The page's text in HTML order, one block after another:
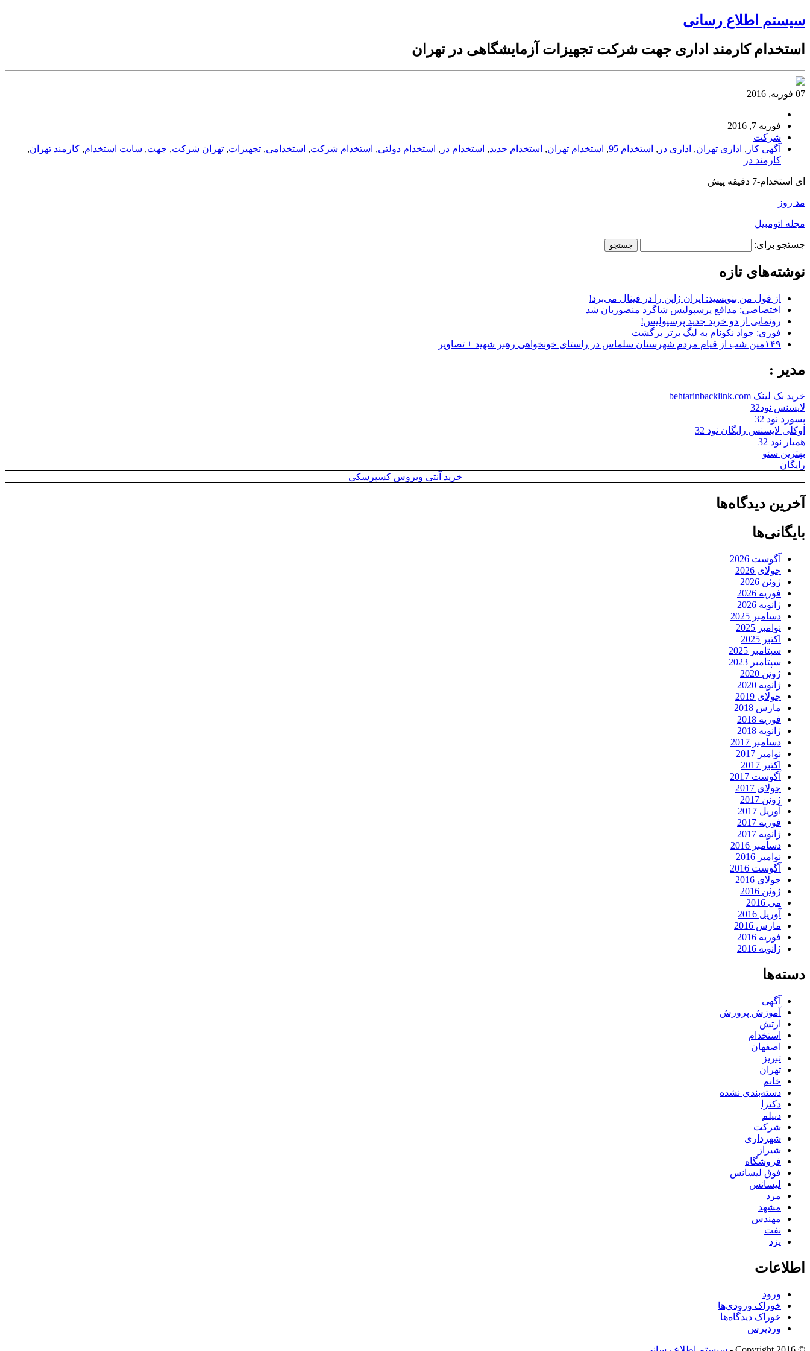
سیستم اطلاع رسانی
استخدام کارمند اداری جهت شرکت تجهیزات آزمایشگاهی در تهران
07 فوریه, 2016
فوریه 7, 2016
شرکت
آگهی کار , اداری تهران, اداری در , استخدام 95 , استخدام تهران, استخدام جدید, استخدام در , استخدام دولتی, استخدام شرکت, استخدامی, تجهیزات, تهران شرکت, جهت, سایت استخدام, کارمند تهران,
کارمند در
ای استخدام-7 دقیقه پیش
مد روز
مجله اتومبیل
جستجو برای:
نوشته‌های تازه
از قول من بنویسید: ایران ژاپن را در فینال می‌برد!
اختصاصی: مدافع پرسپولیس شاگرد منصوریان شد
رونمایی از دو خرید جدید پرسپولیس!
فوری: جواد نکونام به لیگ برتر برگشت
۱۴۹مین شب از قیام مردم شهرستان سلماس در راستای خونخواهی رهبر شهید + تصاویر
مدیر :
خرید بک لینک behtarinbacklink.com
لایسنس نود32
پسورد نود 32
اوکلی لایسنس رایگان نود 32
همیار نود 32
بهترین سئو
رایگان
خرید آنتی ویروس کسپرسکی
آخرین دیدگاه‌ها
بایگانی‌ها
آگوست 2026
جولای 2026
ژوئن 2026
فوریه 2026
ژانویه 2026
دسامبر 2025
نوامبر 2025
اکتبر 2025
سپتامبر 2025
سپتامبر 2023
ژوئن 2020
ژانویه 2020
جولای 2019
مارس 2018
فوریه 2018
ژانویه 2018
دسامبر 2017
نوامبر 2017
اکتبر 2017
آگوست 2017
جولای 2017
ژوئن 2017
آوریل 2017
فوریه 2017
ژانویه 2017
دسامبر 2016
نوامبر 2016
آگوست 2016
جولای 2016
ژوئن 2016
می 2016
آوریل 2016
مارس 2016
فوریه 2016
ژانویه 2016
دسته‌ها
آگهی
آموزش پرورش
ارتش
استخدام
اصفهان
تبریز
تهران
خانم
دسته‌بندی نشده
دکترا
دیپلم
شرکت
شهرداری
شیراز
فروشگاه
فوق لیسانس
لیسانس
مرد
مشهد
مهندس
نفت
یزد
اطلاعات
ورود
خوراک ورودی‌ها
خوراک دیدگاه‌ها
وردپرس